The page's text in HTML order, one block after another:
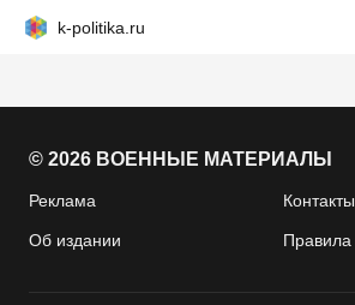
k-politika.ru
© 2026 ВОЕННЫЕ МАТЕРИАЛЫ
Реклама Контакты
Об издании Правила